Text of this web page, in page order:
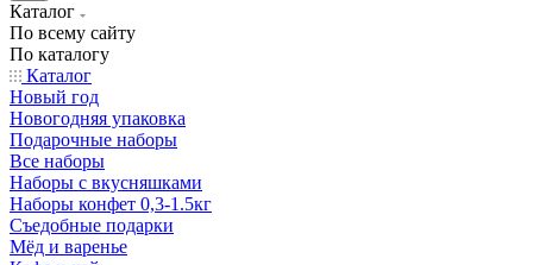
Каталог
По всему сайту
По каталогу
Каталог
Новый год
Новогодняя упаковка
Подарочные наборы
Все наборы
Наборы с вкусняшками
Наборы конфет 0,3-1.5кг
Съедобные подарки
Мёд и варенье